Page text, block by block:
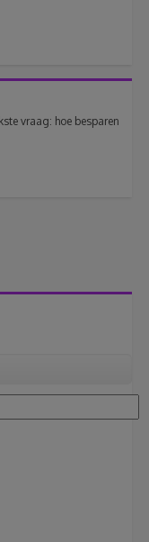
vraag: hoe besparen